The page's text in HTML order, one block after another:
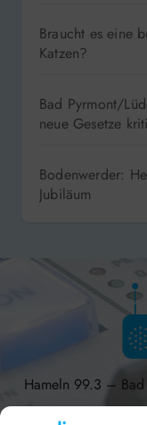
Braucht es eine
Katzen?
Bad Pyrmont/
neue Gesetze
Bodenwerder:
Jubiläum
Hameln 99.3 –